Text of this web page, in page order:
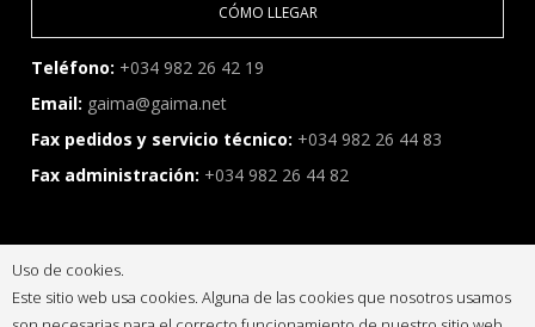
CÓMO LLEGAR
Teléfono: +034 982 26 42 19
Email: gaima@gaima.net
Fax pedidos y servicio técnico: +034 982 26 44 83
Fax administración: +034 982 26 44 82
Uso de cookies.
Este sitio web usa cookies. Alguna de las cookies que nosotros usamos